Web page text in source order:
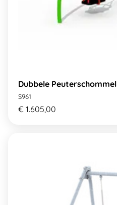
Dubbele Peuterschommel
S961
€ 1.605,00